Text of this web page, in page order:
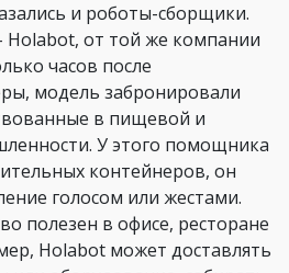
и роботы-сборщики.
от той же компании
часов после
модель забронировали
в пищевой и
У этого помощника
контейнеров, он
голосом или жестами.
полезен в офисе, ресторане
Holabot может доставлять